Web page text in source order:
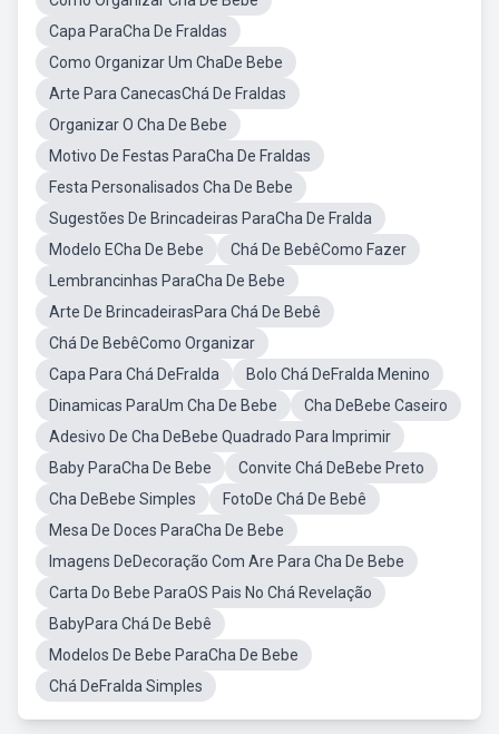
Capa ParaCha De Fraldas
Como Organizar Um ChaDe Bebe
Arte Para CanecasChá De Fraldas
Organizar O Cha De Bebe
Motivo De Festas ParaCha De Fraldas
Festa Personalisados Cha De Bebe
Sugestões De Brincadeiras ParaCha De Fralda
Modelo ECha De Bebe
Chá De BebêComo Fazer
Lembrancinhas ParaCha De Bebe
Arte De BrincadeirasPara Chá De Bebê
Chá De BebêComo Organizar
Capa Para Chá DeFralda
Bolo Chá DeFralda Menino
Dinamicas ParaUm Cha De Bebe
Cha DeBebe Caseiro
Adesivo De Cha DeBebe Quadrado Para Imprimir
Baby ParaCha De Bebe
Convite Chá DeBebe Preto
Cha DeBebe Simples
FotoDe Chá De Bebê
Mesa De Doces ParaCha De Bebe
Imagens DeDecoração Com Are Para Cha De Bebe
Carta Do Bebe ParaOS Pais No Chá Revelação
BabyPara Chá De Bebê
Modelos De Bebe ParaCha De Bebe
Chá DeFralda Simples